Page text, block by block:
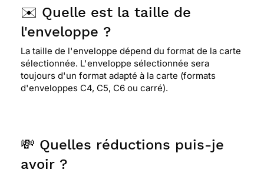
✉️ Quelle est la taille de
l'enveloppe ?
La taille de l'enveloppe dépend du format de la carte
sélectionnée. L'enveloppe sélectionnée sera
toujours d'un format adapté à la carte (formats
d'enveloppes C4, C5, C6 ou carré).
💸 Quelles réductions puis-je
avoir ?